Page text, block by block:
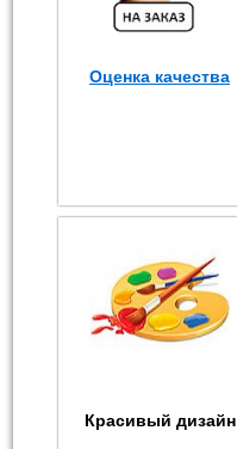
Оценка качества
Красивый дизайн